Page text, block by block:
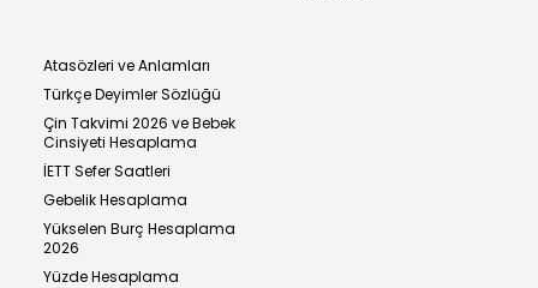
Atasözleri ve Anlamları
Türkçe Deyimler Sözlüğü
Çin Takvimi 2026 ve Bebek
Cinsiyeti Hesaplama
İETT Sefer Saatleri
Gebelik Hesaplama
Yükselen Burç Hesaplama
2026
Yüzde Hesaplama